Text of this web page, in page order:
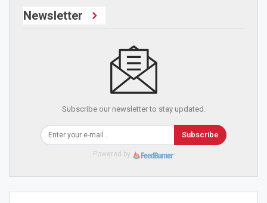
Newsletter
Subscribe our newsletter to stay updated.
Subscribe
Powered by